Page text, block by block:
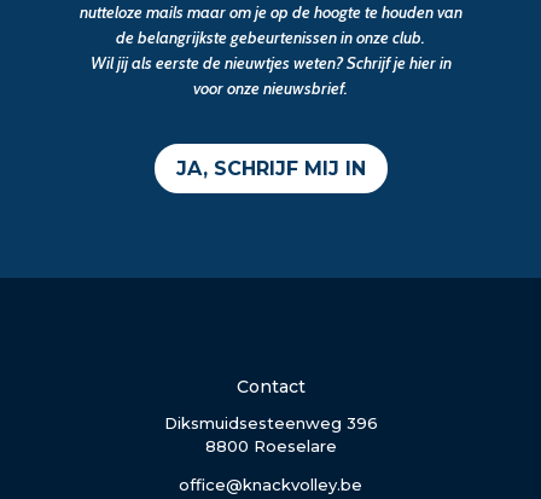
nutteloze mails maar om je op de hoogte te houden van
de belangrijkste gebeurtenissen in onze club.
Wil jij als eerste de nieuwtjes weten? Schrijf je hier in
voor onze nieuwsbrief.
JA, SCHRIJF MIJ IN
Contact
Diksmuidsesteenweg 396
8800 Roeselare
office@knackvolley.be